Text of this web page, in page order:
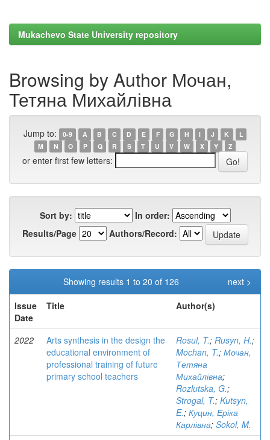
Mukachevo State University repository
Browsing by Author Мочан,
Тетяна Михайлівна
Jump to: 0-9 A B C D E F G H I J K
L
M
N O P Q R S T U V W X Y Z
or enter first few letters:
Sort by:
In order:
Results/Page
Authors/Record:
Showing results 1 to 20 of 126
next >
Issue
Date
Title Author(s)
2022
Arts synthesis in the design the
educational environment of
professional training of future
primary school teachers
Rosul, T.; Rusyn, H.;
Mochan, T.; Мочан,
Тетяна
Михайлівна;
Rozlutska, G.;
Strogal, T.; Kutsyn,
E.; Куцин, Еріка
Карлівна; Sokol, M.